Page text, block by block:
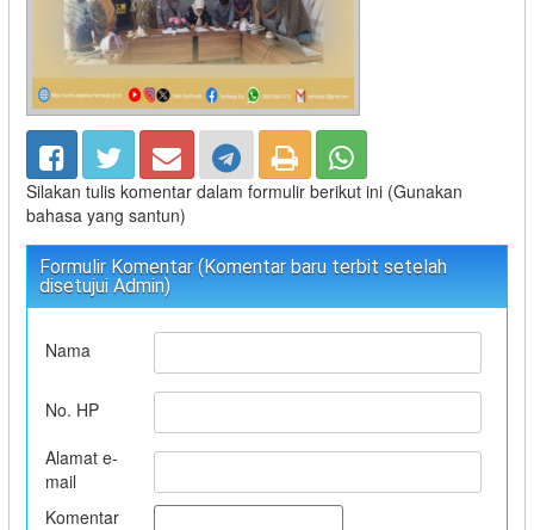
Silakan tulis komentar dalam formulir berikut ini (Gunakan
bahasa yang santun)
Formulir Komentar (Komentar baru terbit setelah
disetujui Admin)
Nama
No. HP
Alamat e-
mail
Komentar